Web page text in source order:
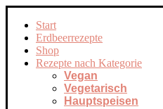
Start
Erdbeerrezepte
Shop
Rezepte nach Kategorie
Vegan
Vegetarisch
Hauptspeisen